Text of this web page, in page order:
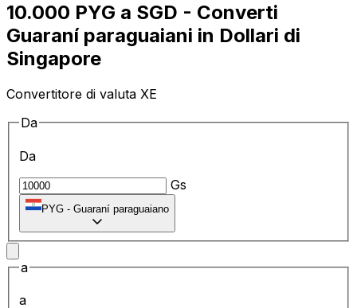
10.000 PYG a SGD - Converti
Guaraní paraguaiani in Dollari di
Singapore
Convertitore di valuta XE
Da
Da
Gs
PYG - Guaraní paraguaiano
a
a